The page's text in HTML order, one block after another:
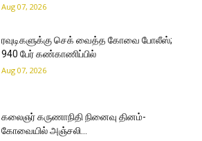
Aug 07, 2026
ரவுடிகளுக்கு செக் வைத்த கோவை போலீஸ்;
940 பேர் கண்காணிப்பில்
Aug 07, 2026
கலைஞர் கருணாநிதி நினைவு தினம்-
கோவையில் அஞ்சலி…